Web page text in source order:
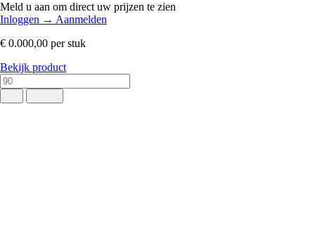
Meld u aan om direct uw prijzen te zien
Inloggen → Aanmelden
€ 0.000,00 per stuk
Bekijk product